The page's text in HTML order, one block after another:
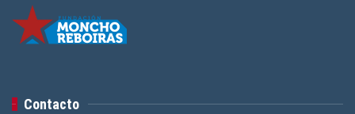
Contacto